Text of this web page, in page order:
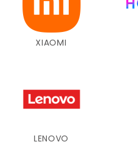
XIAOMI
LENOVO